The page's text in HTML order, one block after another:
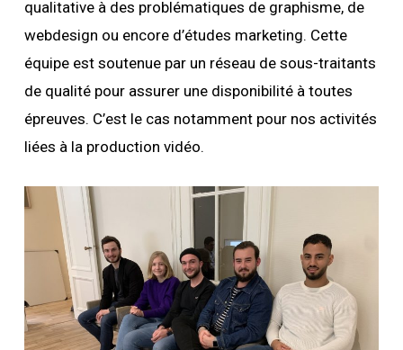
qualitative à des problématiques de graphisme, de
webdesign ou encore d’études marketing. Cette
équipe est soutenue par un réseau de sous-traitants
de qualité pour assurer une disponibilité à toutes
épreuves. C’est le cas notamment pour nos activités
liées à la production vidéo.